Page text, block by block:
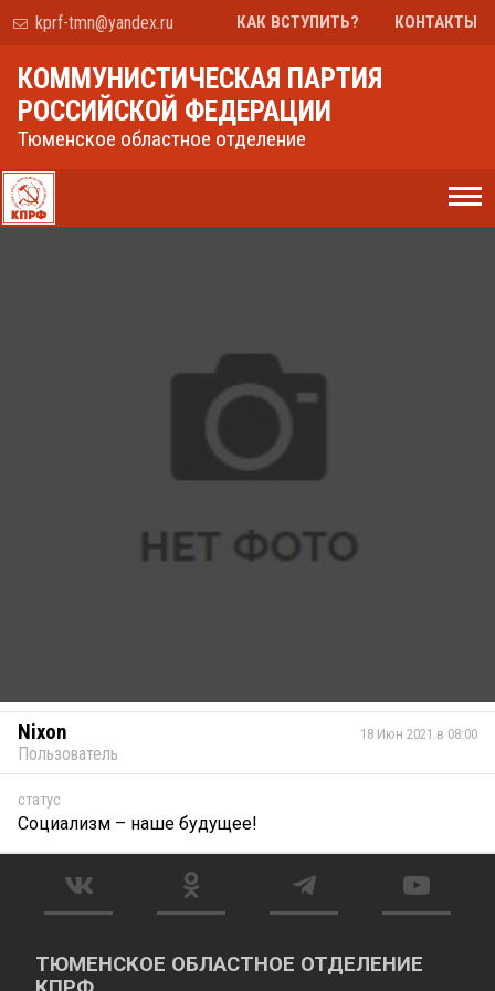
kprf-tmn@yandex.ru КАК ВСТУПИТЬ? КОНТАКТЫ
КОММУНИСТИЧЕСКАЯ ПАРТИЯ
РОССИЙСКОЙ ФЕДЕРАЦИИ
Тюменское областное отделение
Nixon 18 Июн 2021 в 08:00
Пользователь
статус
Социализм – наше будущее!
ТЮМЕНСКОЕ ОБЛАСТНОЕ ОТДЕЛЕНИЕ